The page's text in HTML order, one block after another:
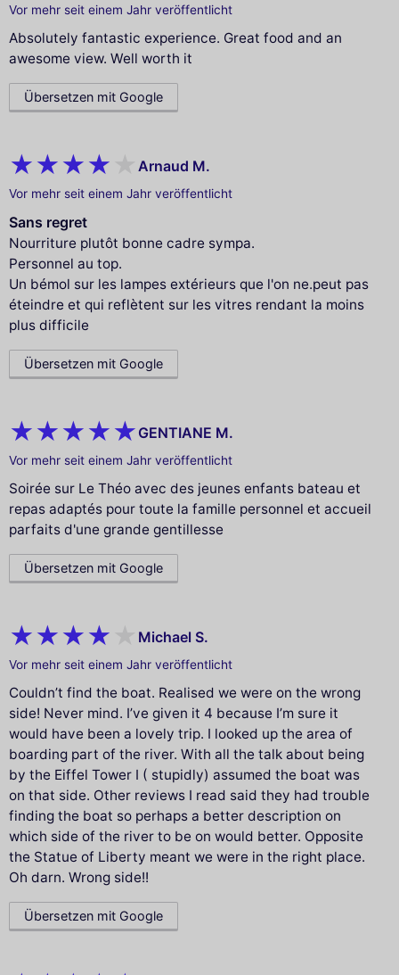
Vor mehr seit einem Jahr veröffentlicht
Absolutely fantastic experience. Great food and an
awesome view. Well worth it
Übersetzen mit Google
Arnaud M.
Vor mehr seit einem Jahr veröffentlicht
Sans regret
Nourriture plutôt bonne cadre sympa.
Personnel au top.
Un bémol sur les lampes extérieurs que l'on ne.peut pas
éteindre et qui reflètent sur les vitres rendant la moins
plus difficile
Übersetzen mit Google
GENTIANE M.
Vor mehr seit einem Jahr veröffentlicht
Soirée sur Le Théo avec des jeunes enfants bateau et
repas adaptés pour toute la famille personnel et accueil
parfaits d'une grande gentillesse
Übersetzen mit Google
Michael S.
Vor mehr seit einem Jahr veröffentlicht
Couldn’t find the boat. Realised we were on the wrong
side! Never mind. I’ve given it 4 because I’m sure it
would have been a lovely trip. I looked up the area of
boarding part of the river. With all the talk about being
by the Eiffel Tower I ( stupidly) assumed the boat was
on that side. Other reviews I read said they had trouble
finding the boat so perhaps a better description on
which side of the river to be on would better. Opposite
the Statue of Liberty meant we were in the right place.
Oh darn. Wrong side!!
Übersetzen mit Google